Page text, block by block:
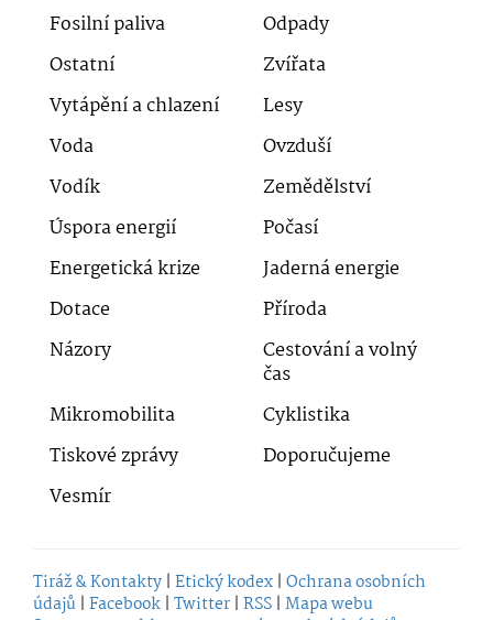
Fosilní paliva
Odpady
Ostatní
Zvířata
Vytápění a chlazení
Lesy
Voda
Ovzduší
Vodík
Zemědělství
Úspora energií
Počasí
Energetická krize
Jaderná energie
Dotace
Příroda
Názory
Cestování a volný
čas
Mikromobilita
Cyklistika
Tiskové zprávy
Doporučujeme
Vesmír
Tiráž & Kontakty | Etický kodex | Ochrana osobních
údajů | Facebook | Twitter | RSS | Mapa webu